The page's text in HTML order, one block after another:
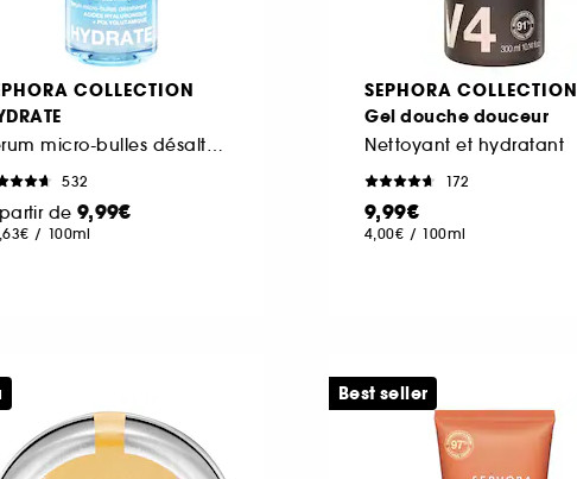
COLLECTION
Sérum micro-bulles désaltérant à l'Acide hyaluronique + polyglutamique
532
de 9,99€
/ 100ml
SEPHORA COLLECTION
Gel douche douceur
Nettoyant et hydratant
172
9,99€
4,00€ / 100ml
Best seller